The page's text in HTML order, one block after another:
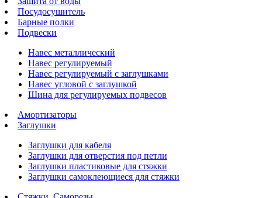
Посудосушитель
Барные полки
Подвески
Навес металлический
Навес регулируемый
Навес регулируемый с заглушками
Навес угловой с заглушкой
Шина для регулируемых подвесов
Амортизаторы
Заглушки
Заглушки для кабеля
Заглушки для отверстия под петли
Заглушки пластиковые для стяжки
Заглушки самоклеющиеся для стяжки